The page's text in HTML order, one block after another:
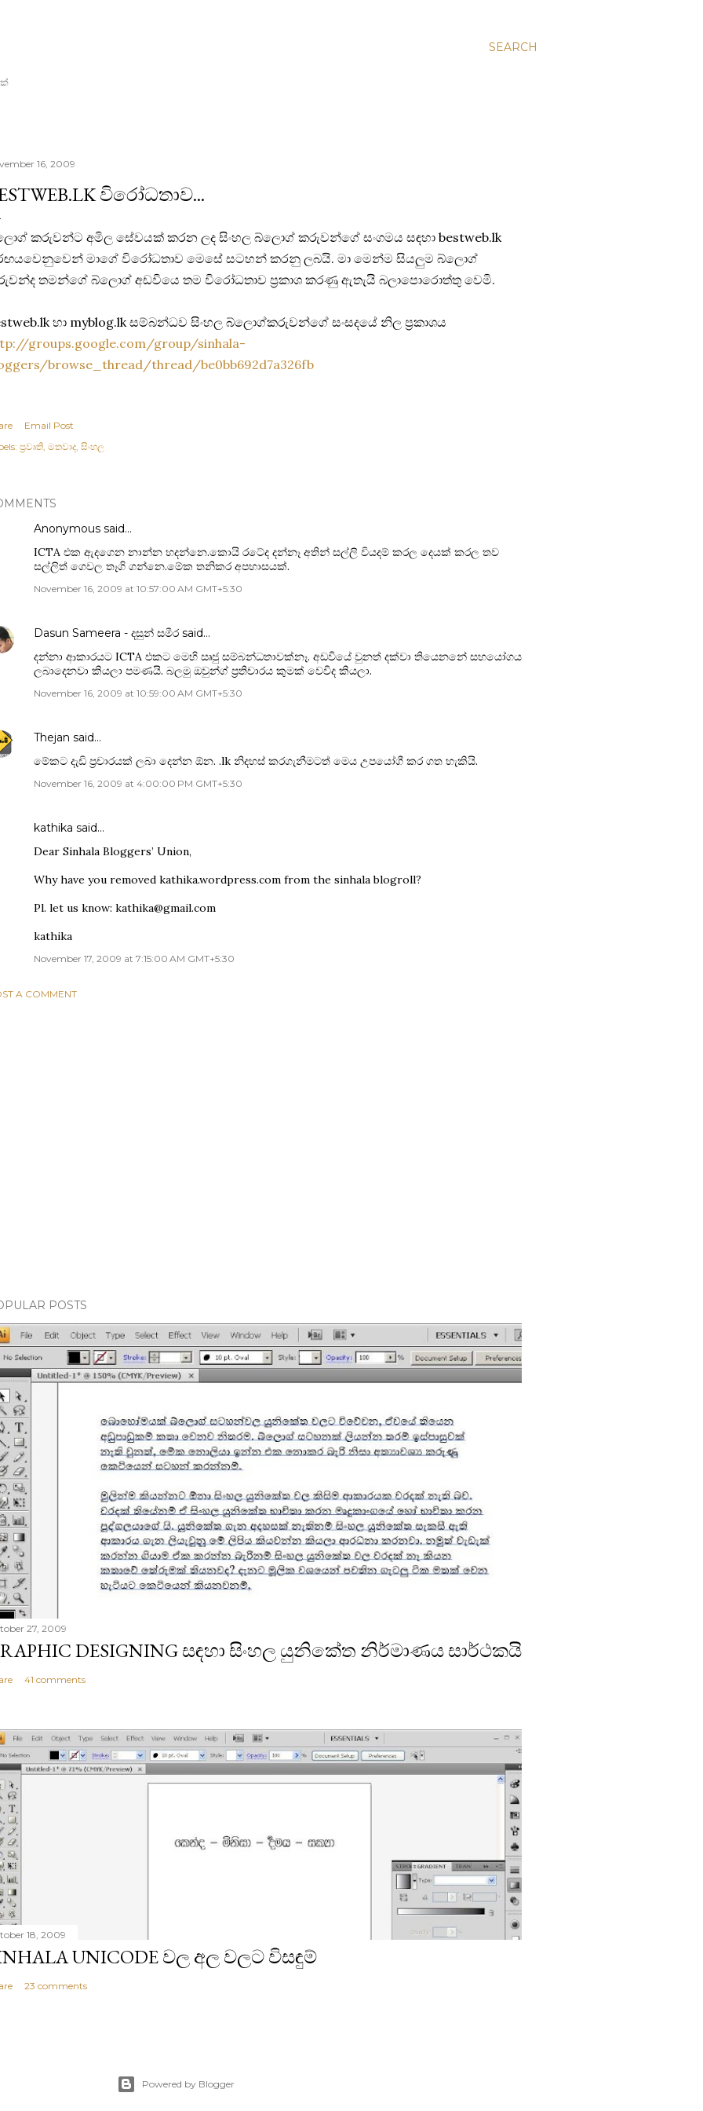
SEARCH
16, 2009
විරෝධතාව...
කරුවන්ට අමිල සේවයක් කරන ලද සිංහල බ්ලොග් කරුවන්ගේ සංගමය සඳහා bestweb.lk
මාගේ විරෝධතාව මෙසේ සටහන් කරනු ලබයි. මා මෙන්ම සියලුම බ්ලොග්
තමන්ගේ බ්ලොග් අඩවියෙ තම විරෝධතාව ප්‍රකාශ කරණු ඇතැයි බලාපොරොත්තු වෙමි.
හා myblog.lk සම්බන්ධව සිංහල බ්ලොග්කරුවන්ගේ සංසදයේ නිල ප්‍රකාශය
groups.google.com/group/sinhala-
browse_thread/thread/be0bb692d7a326fb
Email Post
ප්‍රවෘති මතවාද සිංහල
Anonymous said…
ICTA එක ඇදගෙන නාන්න හදන්නෙ.කොයි රටේද දන්නෑ අතින් සල්ලි වියදම් කරල දෙයක් කරල තව
සල්ලිත් ගෙවල තෑගි ගන්නෙ.මේක තනිකර අපහාසයක්.
November 16, 2009 at 10:57:00 AM GMT+5:30
Dasun Sameera - දසුන් සමීර said…
දන්නා ආකාරයට ICTA එකට මෙහි ඍජු සම්බන්ධතාවක්නෑ. අඩවියේ වුනත් දක්වා තියෙනනේ සහයෝගය
ලබාදෙනවා කියලා පමණයි. බලමු ඔවුන්ග් ප්‍රතිචාරය කුමක් වෙවිද කියලා.
November 16, 2009 at 10:59:00 AM GMT+5:30
Thejan said…
මේකට දැඩි ප්‍රචාරයක් ලබා දෙන්න ඕන. .lk නිදහස් කරගැනීමටත් මෙය උපයෝගී කර ගත හැකියි.
November 16, 2009 at 4:00:00 PM GMT+5:30
kathika said…
Dear Sinhala Bloggers’ Union,
Why have you removed kathika.wordpress.com from the sinhala blogroll?
Pl. let us know: kathika@gmail.com
kathika
November 17, 2009 at 7:15:00 AM GMT+5:30
A COMMENT
POSTS
27, 2009
DESIGNING සඳහා සිංහල යුනිකේත නිර්මාණය සාර්ථකයි
41 comments
18, 2009
UNICODE වල අල වලට විසඳුම්
23 comments
Powered by Blogger